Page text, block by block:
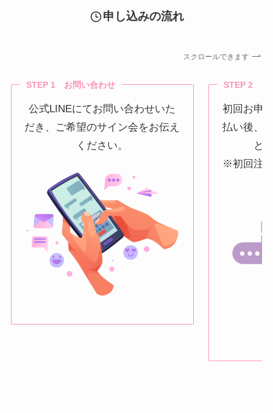
申し込みの流れ
スクロールできます
STEP 1 お問い合わせ
公式LINEにてお問い合わせいた
だき、ご希望のサイン会をお伝え
ください。
STEP 2 ご
初回お申
払い後、
と
※初回注